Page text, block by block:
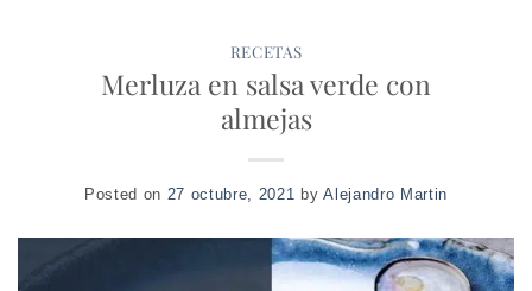
RECETAS
Merluza en salsa verde con
almejas
Posted on 27 octubre, 2021 byAlejandro Martin